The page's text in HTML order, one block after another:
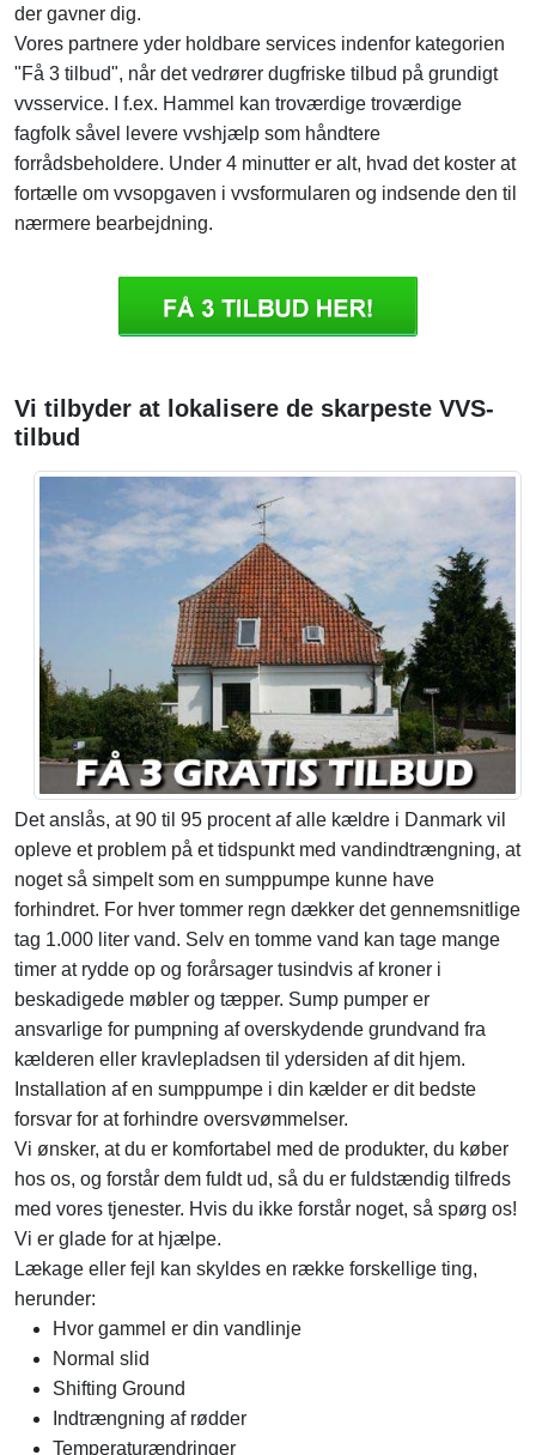
der gavner dig.
Vores partnere yder holdbare services indenfor kategorien
"Få 3 tilbud", når det vedrører dugfriske tilbud på grundigt
vvsservice. I f.ex. Hammel kan troværdige troværdige
fagfolk såvel levere vvshjælp som håndtere
forrådsbeholdere. Under 4 minutter er alt, hvad det koster at
fortælle om vvsopgaven i vvsformularen og indsende den til
nærmere bearbejdning.
Vi tilbyder at lokalisere de skarpeste VVS-
tilbud
Det anslås, at 90 til 95 procent af alle kældre i Danmark vil
opleve et problem på et tidspunkt med vandindtrængning, at
noget så simpelt som en sumppumpe kunne have
forhindret. For hver tommer regn dækker det gennemsnitlige
tag 1.000 liter vand. Selv en tomme vand kan tage mange
timer at rydde op og forårsager tusindvis af kroner i
beskadigede møbler og tæpper. Sump pumper er
ansvarlige for pumpning af overskydende grundvand fra
kælderen eller kravlepladsen til ydersiden af ​​dit hjem.
Installation af en sumppumpe i din kælder er dit bedste
forsvar for at forhindre oversvømmelser.
Vi ønsker, at du er komfortabel med de produkter, du køber
hos os, og forstår dem fuldt ud, så du er fuldstændig tilfreds
med vores tjenester. Hvis du ikke forstår noget, så spørg os!
Vi er glade for at hjælpe.
Lækage eller fejl kan skyldes en række forskellige ting,
herunder:
Hvor gammel er din vandlinje
Normal slid
Shifting Ground
Indtrængning af rødder
Temperaturændringer